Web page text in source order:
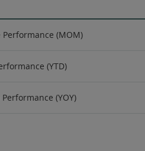
(MOM)
(YTD)
(YOY)